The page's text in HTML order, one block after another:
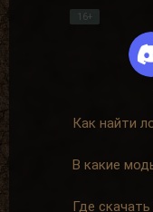
16+
Как найти
В какие
Где